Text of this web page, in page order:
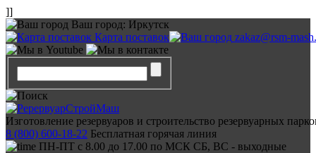
]]
Ваш город: Иркутск
Карта поставок
zakaz@rsm-
Изготовление резервуаров и строительство резервуарных
8 (800) 600-18-22 Бесплатная горячая линия
ПН-ПТ с 8.00 до 17.00 по МСК СБ, ВС - выходные